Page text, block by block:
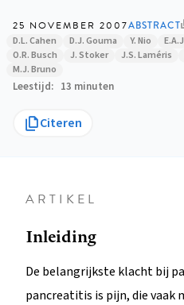
25 NOVEMBER 2007ABSTRACT
D.L. Cahen D.J. Gouma Y. Nio
O.R. Busch
J. Stoker J.S. Laméris
M.J. Bruno
Leestijd 13 minuten
Citeren
ARTIKEL
Inleiding
De belangrijkste klacht bij
pancreatitis is pijn, die vaak